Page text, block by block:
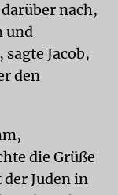
nach,
und
Jacob,
den
die Grüße
Juden in